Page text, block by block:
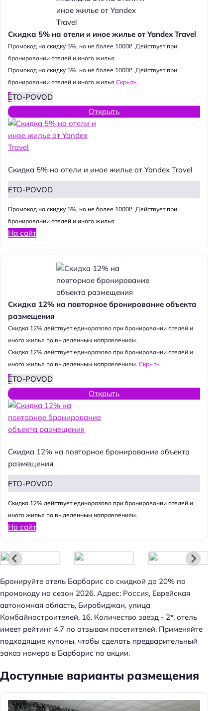
Скидка 5% на отели и иное жилье от Yandex Travel
Промокод на скидку 5%, но не более 1000₽. Действует при
бронировании отелей и иного жилья
Промокод на скидку 5%, но не более 1000₽. Действует при
бронировании отелей и иного жилья Скрыть
ETO-POVOD
Открыть
Скидка 5% на отели и иное жилье от Yandex Travel
ETO-POVOD
Промокод на скидку 5%, но не более 1000₽. Действует при
бронировании отелей и иного жилья
На сайт
Скидка 12% на повторное бронирование объекта
размещения
Cкидка 12% действует единоразово при бронировании отелей и
иного жилья по выделенным направлениям.
Cкидка 12% действует единоразово при бронировании отелей и
иного жилья по выделенным направлениям. Скрыть
ETO-POVOD
Открыть
Скидка 12% на повторное бронирование объекта
размещения
ETO-POVOD
Cкидка 12% действует единоразово при бронировании отелей и
иного жилья по выделенным направлениям.
На сайт
Бронируйте отель Барбарис со скидкой до 20% по
промокоду на сезон 2026. Адрес: Россия, Еврейская
автономная область, Биробиджан, улица
Комбайностроителей, 16. Количество звезд - 2*, отель
имеет рейтинг 4.7 по отзывам посетителей. Применяйте
подходящие купоны, чтобы сделать предварительный
заказ номера в Барбарис по акции.
Доступные варианты размещения